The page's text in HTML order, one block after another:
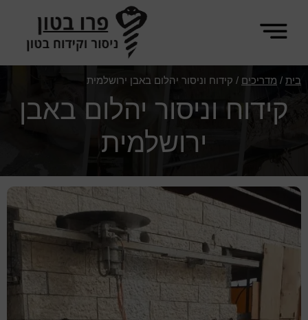
content
פרו
בטון
בטון
בית / מדריכים / קידוח וניסור יהלום באבן ירושלמית
קידוח וניסור יהלום באבן
ירושלמית